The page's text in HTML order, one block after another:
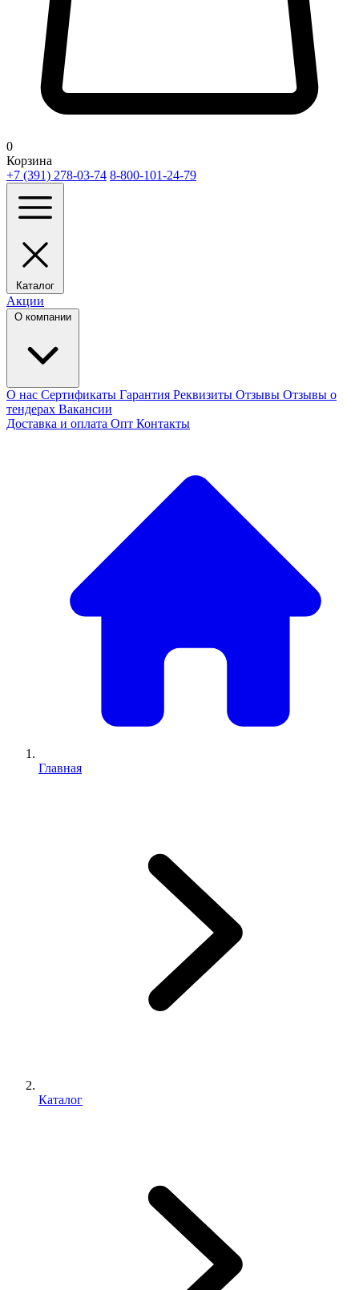
0
Корзина
+7 (391) 278-03-74 8-800-101-24-79
Каталог
Акции
О компании
О нас Сертификаты Гарантия Реквизиты Отзывы Отзывы о
тендерах Вакансии
Доставка и оплата Опт Контакты
Главная
Каталог